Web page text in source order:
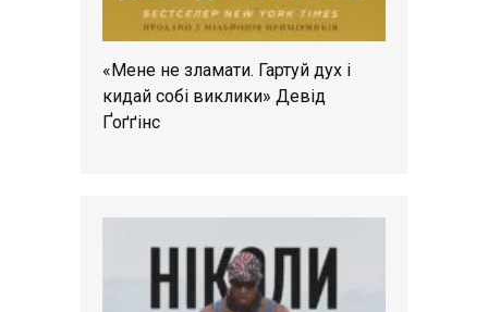
«Мене не зламати. Гартуй дух і
кидай собі виклики» Девід
Ґоґґінс